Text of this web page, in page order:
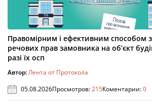
Правомірним і ефективним способом
речових прав замовника на об’єкт
разі їх осп
Автор:Лента от Протокола
05.08.2026Просмотров:215Коментарии:0